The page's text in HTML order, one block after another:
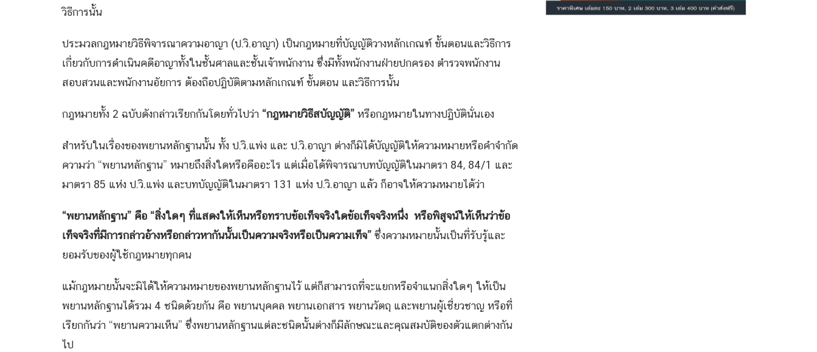
วิธีการนั้น
ประมวลกฎหมายวิธีพิจารณาความอาญา (ป.วิ.อาญา) เป็นกฎหมายที่บัญญัติวางหลักเกณฑ์ ขั้นตอนและวิธีการ
เกี่ยวกับการดำเนินคดีอาญาทั้งในชั้นศาลและชั้นเจ้าพนักงาน ซึ่งมีทั้งพนักงานฝ่ายปกครอง ตำรวจพนักงาน
สอบสวนและพนักงานอัยการ ต้องถือปฏิบัติตามหลักเกณฑ์ ขั้นตอน และวิธีการนั้น
กฎหมายทั้ง 2 ฉบับดังกล่าวเรียกกันโดยทั่วไปว่า “กฎหมายวิธีสบัญญัติ” หรือกฎหมายในทางปฏิบัตินั่นเอง
สำหรับในเรื่องของพยานหลักฐานนั้น ทั้ง ป.วิ.แพ่ง และ ป.วิ.อาญา ต่างก็มิได้บัญญัติให้ความหมายหรือคำจำกัด
ความว่า “พยานหลักฐาน” หมายถึงสิ่งใดหรือคืออะไร แต่เมื่อได้พิจารณาบทบัญญัติในมาตรา 84, 84/1 และ
มาตรา 85 แห่ง ป.วิ.แพ่ง และบทบัญญัติในมาตรา 131 แห่ง ป.วิ.อาญา แล้ว ก็อาจให้ความหมายได้ว่า
“พยานหลักฐาน” คือ “สิ่งใดๆ ที่แสดงให้เห็นหรือทราบข้อเท็จจริงใดข้อเท็จจริงหนึ่ง หรือพิสูจน์ให้เห็นว่าข้อ
เท็จจริงที่มีการกล่าวอ้างหรือกล่าวหากันนั้นเป็นความจริงหรือเป็นความเท็จ” ซึ่งความหมายนั้นเป็นที่รับรู้และ
ยอมรับของผู้ใช้กฎหมายทุกคน
แม้กฎหมายนั้นจะมิได้ให้ความหมายของพยานหลักฐานไว้ แต่ก็สามารถที่จะแยกหรือจำแนกสิ่งใดๆ ให้เป็น
พยานหลักฐานได้รวม 4 ชนิดด้วยกัน คือ พยานบุคคล พยานเอกสาร พยานวัตถุ และพยานผู้เชี่ยวชาญ หรือที่
เรียกกันว่า “พยานความเห็น” ซึ่งพยานหลักฐานแต่ละชนิดนั้นต่างก็มีลักษณะและคุณสมบัติของตัวแตกต่างกัน
ไป